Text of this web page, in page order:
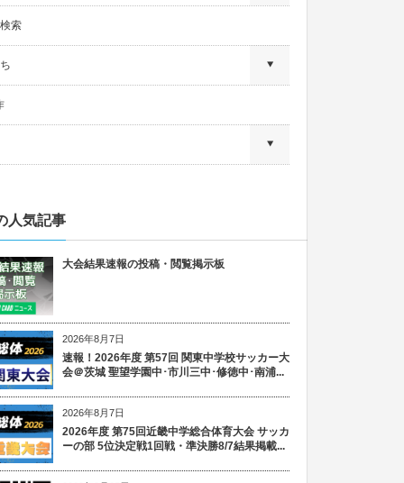
索
人気記事
大会結果速報の投稿・閲覧掲示板
2026年8月7日
速報！2026年度 第57回 関東中学校サッカー大
会＠茨城 聖望学園中･市川三中･修徳中･南浦...
2026年8月7日
2026年度 第75回近畿中学総合体育大会 サッカ
ーの部 5位決定戦1回戦・準決勝8/7結果掲載...